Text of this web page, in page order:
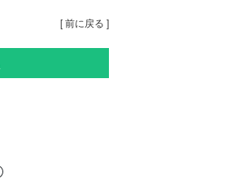
[ 前に戻る ]